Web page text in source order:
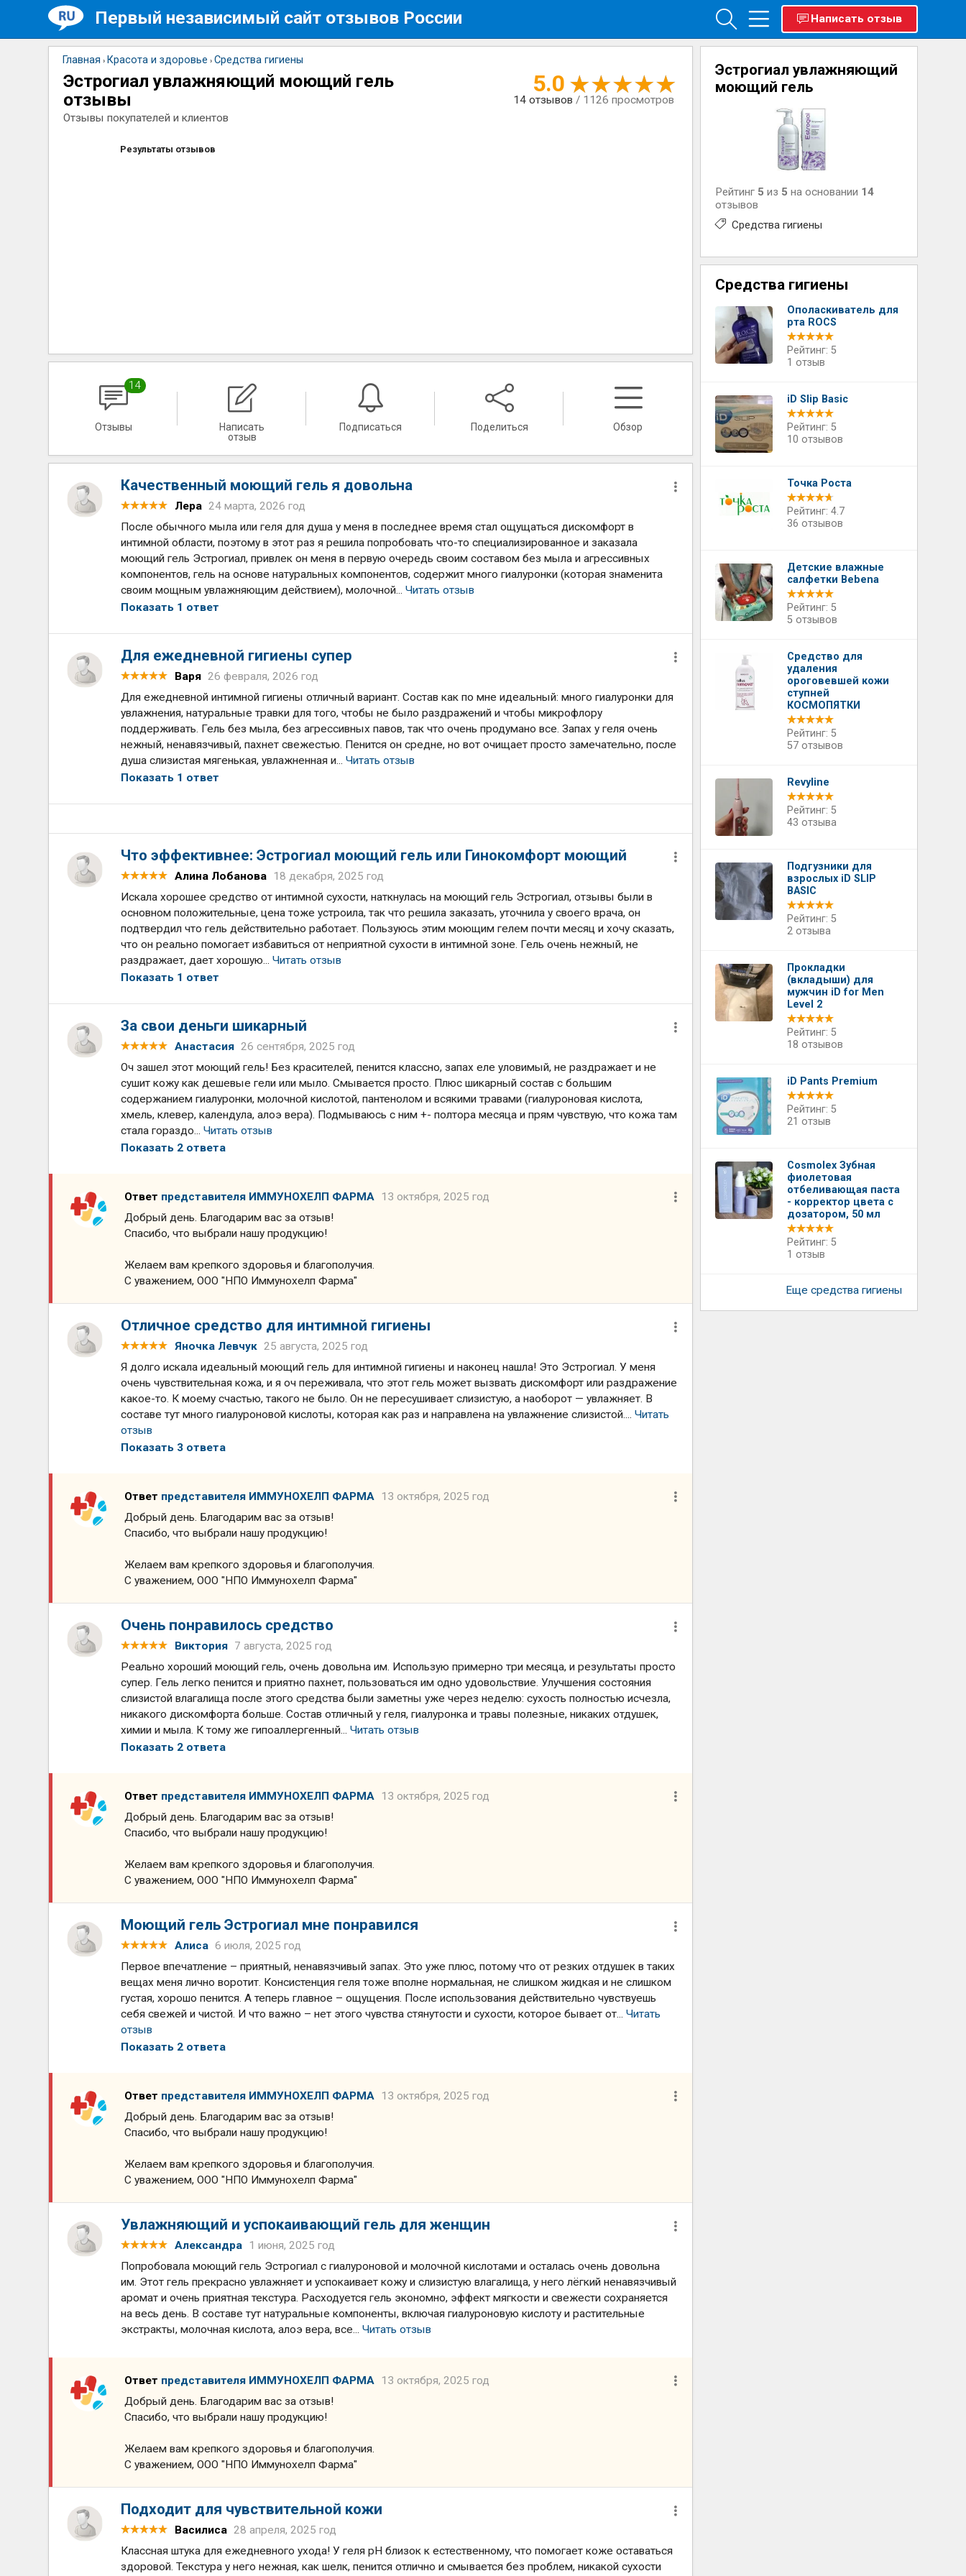
Первый независимый сайт отзывов России Написать отзыв
Главная › Красота и здоровье ›Средства гигиены
Эстрогиал увлажняющий моющий гель
отзывы
Отзывы покупателей и клиентов
5.0
14 отзывов/ 1126 просмотров
Результаты отзывов
14
Отзывы
Написать
отзыв
Подписаться Поделиться Обзор
Качественный моющий гель я довольна
Лера 24 марта, 2026 год
После обычного мыла или геля для душа у меня в последнее время стал ощущаться дискомфорт в
интимной области, поэтому в этот раз я решила попробовать что-то специализированное и заказала
моющий гель Эстрогиал, привлек он меня в первую очередь своим составом без мыла и агрессивных
компонентов, гель на основе натуральных компонентов, содержит много гиалуронки (которая знаменита
своим мощным увлажняющим действием), молочной...Читать отзыв
Показать 1 ответ
Для ежедневной гигиены супер
Варя 26 февраля, 2026 год
Для ежедневной интимной гигиены отличный вариант. Состав как по мне идеальный: много гиалуронки для
увлажнения, натуральные травки для того, чтобы не было раздражений и чтобы микрофлору
поддерживать. Гель без мыла, без агрессивных павов, так что очень продумано все. Запах у геля очень
нежный, ненавязчивый, пахнет свежестью. Пенится он средне, но вот очищает просто замечательно, после
душа слизистая мягенькая, увлажненная и...Читать отзыв
Показать 1 ответ
Что эффективнее: Эстрогиал моющий гель или Гинокомфорт моющий
Алина Лобанова
18 декабря, 2025 год
Искала хорошее средство от интимной сухости, наткнулась на моющий гель Эстрогиал, отзывы были в
основном положительные, цена тоже устроила, так что решила заказать, уточнила у своего врача, он
подтвердил что гель действительно работает. Пользуюсь этим моющим гелем почти месяц и хочу сказать,
что он реально помогает избавиться от неприятной сухости в интимной зоне. Гель очень нежный, не
раздражает, дает хорошую...Читать отзыв
Показать 1 ответ
За свои деньги шикарный
Анастасия 26 сентября, 2025 год
Оч зашел этот моющий гель! Без красителей, пенится классно, запах еле уловимый, не раздражает и не
сушит кожу как дешевые гели или мыло. Смывается просто. Плюс шикарный состав с большим
содержанием гиалуронки, молочной кислотой, пантенолом и всякими травами (гиалуроновая кислота,
хмель, клевер, календула, алоэ вера). Подмываюсь с ним +- полтора месяца и прям чувствую, что кожа там
стала гораздо...Читать отзыв
Показать 2 ответа
Ответ представителя ИММУНОХЕЛП ФАРМА
13 октября, 2025 год
Добрый день. Благодарим вас за отзыв!
Спасибо, что выбрали нашу продукцию!
Желаем вам крепкого здоровья и благополучия.
С уважением, ООО "НПО Иммунохелп Фарма"
Отличное средство для интимной гигиены
Яночка Левчук 25 августа, 2025 год
Я долго искала идеальный моющий гель для интимной гигиены и наконец нашла! Это Эстрогиал. У меня
очень чувствительная кожа, и я оч переживала, что этот гель может вызвать дискомфорт или раздражение
какое-то. К моему счастью, такого не было. Он не пересушивает слизистую, а наоборот — увлажняет. В
составе тут много гиалуроновой кислоты, которая как раз и направлена на увлажнение слизистой....Читать
отзыв
Показать 3 ответа
Ответ представителя ИММУНОХЕЛП ФАРМА
13 октября, 2025 год
Добрый день. Благодарим вас за отзыв!
Спасибо, что выбрали нашу продукцию!
Желаем вам крепкого здоровья и благополучия.
С уважением, ООО "НПО Иммунохелп Фарма"
Очень понравилось средство
Виктория 7 августа, 2025 год
Реально хороший моющий гель, очень довольна им. Использую примерно три месяца, и результаты просто
супер. Гель легко пенится и приятно пахнет, пользоваться им одно удовольствие. Улучшения состояния
слизистой влагалища после этого средства были заметны уже через неделю: сухость полностью исчезла,
никакого дискомфорта больше. Состав отличный у геля, гиалуронка и травы полезные, никаких отдушек,
химии и мыла. К тому же гипоаллергенный...Читать отзыв
Показать 2 ответа
Ответ представителя ИММУНОХЕЛП ФАРМА
13 октября, 2025 год
Добрый день. Благодарим вас за отзыв!
Спасибо, что выбрали нашу продукцию!
Желаем вам крепкого здоровья и благополучия.
С уважением, ООО "НПО Иммунохелп Фарма"
Моющий гель Эстрогиал мне понравился
Алиса 6 июля, 2025 год
Первое впечатление – приятный, ненавязчивый запах. Это уже плюс, потому что от резких отдушек в таких
вещах меня лично воротит. Консистенция геля тоже вполне нормальная, не слишком жидкая и не слишком
густая, хорошо пенится. А теперь главное – ощущения. После использования действительно чувствуешь
себя свежей и чистой. И что важно – нет этого чувства стянутости и сухости, которое бывает от...Читать
отзыв
Показать 2 ответа
Ответ представителя ИММУНОХЕЛП ФАРМА
13 октября, 2025 год
Добрый день. Благодарим вас за отзыв!
Спасибо, что выбрали нашу продукцию!
Желаем вам крепкого здоровья и благополучия.
С уважением, ООО "НПО Иммунохелп Фарма"
Увлажняющий и успокаивающий гель для женщин
Александра
1 июня, 2025 год
Попробовала моющий гель Эстрогиал с гиалуроновой и молочной кислотами и осталась очень довольна
им. Этот гель прекрасно увлажняет и успокаивает кожу и слизистую влагалища, у него лёгкий ненавязчивый
аромат и очень приятная текстура. Расходуется гель экономно, эффект мягкости и свежести сохраняется
на весь день. В составе тут натуральные компоненты, включая гиалуроновую кислоту и растительные
экстракты, молочная кислота, алоэ вера, все...Читать отзыв
Ответ представителя ИММУНОХЕЛП ФАРМА
13 октября, 2025 год
Добрый день. Благодарим вас за отзыв!
Спасибо, что выбрали нашу продукцию!
Желаем вам крепкого здоровья и благополучия.
С уважением, ООО "НПО Иммунохелп Фарма"
Подходит для чувствительной кожи
Василиса 28 апреля, 2025 год
Классная штука для ежедневного ухода! У геля pH близок к естественному, что помогает коже оставаться
здоровой. Текстура у него нежная, как шелк, пенится отлично и смывается без проблем, никакой сухости
Эстрогиал увлажняющий
моющий гель
Рейтинг 5 из 5 на основании 14
отзывов
Средства гигиены
Средства гигиены
Ополаскиватель для
рта ROCS
Рейтинг: 5
1 отзыв
iD Slip Basic
Рейтинг: 5
10 отзывов
Точка Роста
Рейтинг: 4.7
36 отзывов
Детские влажные
салфетки Bebena
Рейтинг: 5
5 отзывов
Средство для
удаления
ороговевшей кожи
ступней
КОСМОПЯТКИ
Рейтинг: 5
57 отзывов
Revyline
Рейтинг: 5
43 отзыва
Подгузники для
взрослых iD SLIP
BASIC
Рейтинг: 5
2 отзыва
Прокладки
(вкладыши) для
мужчин iD for Men
Level 2
Рейтинг: 5
18 отзывов
iD Pants Premium
Рейтинг: 5
21 отзыв
Cosmolex Зубная
фиолетовая
отбеливающая паста
- корректор цвета с
дозатором, 50 мл
Рейтинг: 5
1 отзыв
Еще средства гигиены